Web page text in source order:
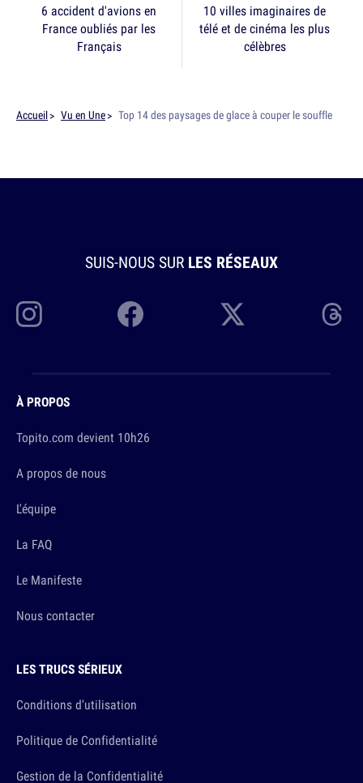
6 accident d'avions en
France oubliés par les
Français
10 villes imaginaires de
télé et de cinéma les plus
célèbres
Accueil Vu en Une Top 14 des paysages de glace à couper le souffle
SUIS-NOUS SUR LES RÉSEAUX
À PROPOS
Topito.com devient 10h26
A propos de nous
L'équipe
La FAQ
Le Manifeste
Nous contacter
LES TRUCS SÉRIEUX
Conditions d'utilisation
Politique de Confidentialité
Gestion de la Confidentialité